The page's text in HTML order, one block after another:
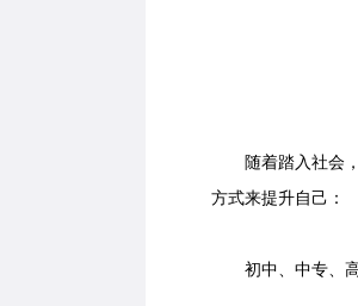
随着踏入社会，
方式来提升自己：
初中、中专、高